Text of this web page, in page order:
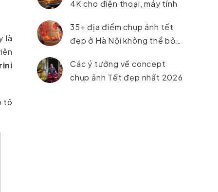
là
tô
4K cho điện thoại, máy tính
35+ địa điểm chụp ảnh tết
đẹp ở Hà Nội không thể bỏ
Các ý tưởng về concept
chụp ảnh Tết đẹp nhất 2026